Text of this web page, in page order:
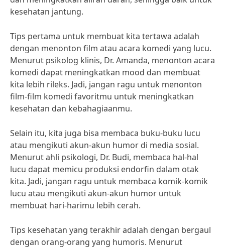
kesehatan jantung.
Tips pertama untuk membuat kita tertawa adalah
dengan menonton film atau acara komedi yang lucu.
Menurut psikolog klinis, Dr. Amanda, menonton acara
komedi dapat meningkatkan mood dan membuat
kita lebih rileks. Jadi, jangan ragu untuk menonton
film-film komedi favoritmu untuk meningkatkan
kesehatan dan kebahagiaanmu.
Selain itu, kita juga bisa membaca buku-buku lucu
atau mengikuti akun-akun humor di media sosial.
Menurut ahli psikologi, Dr. Budi, membaca hal-hal
lucu dapat memicu produksi endorfin dalam otak
kita. Jadi, jangan ragu untuk membaca komik-komik
lucu atau mengikuti akun-akun humor untuk
membuat hari-harimu lebih cerah.
Tips kesehatan yang terakhir adalah dengan bergaul
dengan orang-orang yang humoris. Menurut